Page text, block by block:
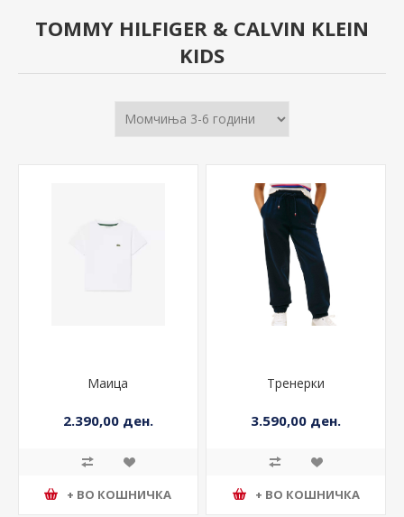
TOMMY HILFIGER & CALVIN KLEIN
KIDS
Маица
2.390,00 ден.
+ ВО КОШНИЧКА
Тренерки
3.590,00 ден.
+ ВО КОШНИЧКА